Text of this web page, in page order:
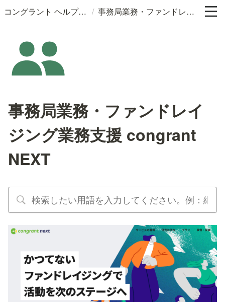
コングラント ヘルプサイト / 事務局業務・ファンドレイジング業務支援 congrant NEXT
事務局業務・ファンドレイ
ジング業務支援 congrant
NEXT